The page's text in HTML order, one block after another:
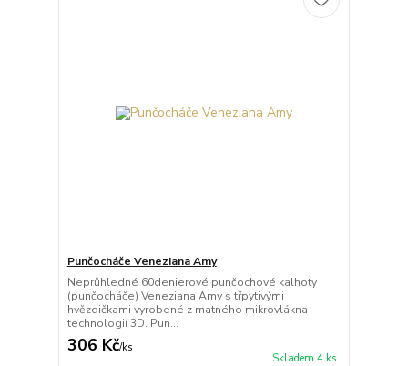
Punčocháče Veneziana Amy
Neprůhledné 60denierové punčochové kalhoty
(punčocháče) Veneziana Amy s třpytivými
hvězdičkami vyrobené z matného mikrovlákna
technologií 3D. Pun...
306 Kč/ks
Skladem 4 ks